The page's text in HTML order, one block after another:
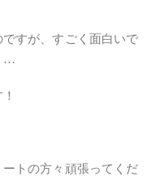
すが、すごく面白いで
…
トの方々頑張ってくだ